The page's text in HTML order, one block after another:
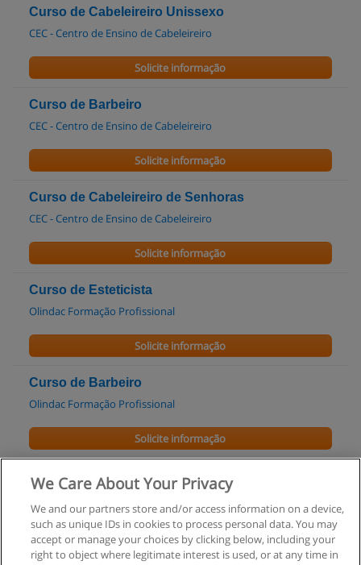
Curso de Cabeleireiro Unissexo
CEC - Centro de Ensino de Cabeleireiro
Solicite informação
Curso de Barbeiro
CEC - Centro de Ensino de Cabeleireiro
Solicite informação
Curso de Cabeleireiro de Senhoras
CEC - Centro de Ensino de Cabeleireiro
Solicite informação
Curso de Esteticista
Olindac Formação Profissional
Solicite informação
Curso de Barbeiro
Olindac Formação Profissional
Solicite informação
Curso de Assistente de Cuidados de Beleza
Solicite informação
We Care About Your Privacy
We and our partners store and/or access information on a device,
such as unique IDs in cookies to process personal data. You may
accept or manage your choices by clicking below, including your
right to object where legitimate interest is used, or at any time in